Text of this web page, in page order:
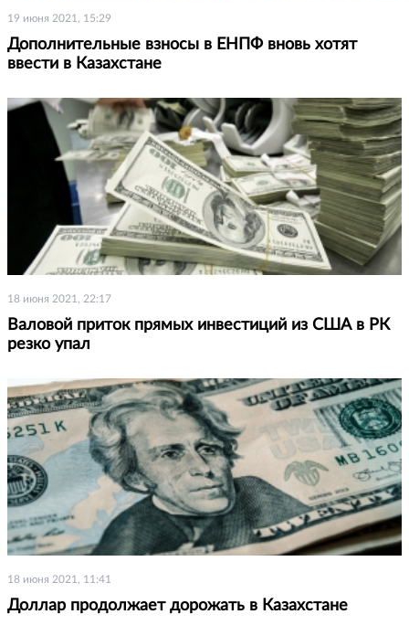
19 июня 2021, 15:29
Дополнительные взносы в ЕНПФ вновь хотят
ввести в Казахстане
18 июня 2021, 22:17
Валовой приток прямых инвестиций из США в РК
резко упал
18 июня 2021, 11:41
Доллар продолжает дорожать в Казахстане